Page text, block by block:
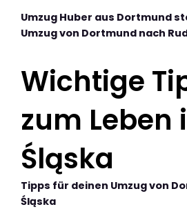
Umzug Huber aus Dortmund
Umzug von Dortmund nach
Wichtige
zum Leben
Śląska
Tipps für deinen Umzug von
Śląska